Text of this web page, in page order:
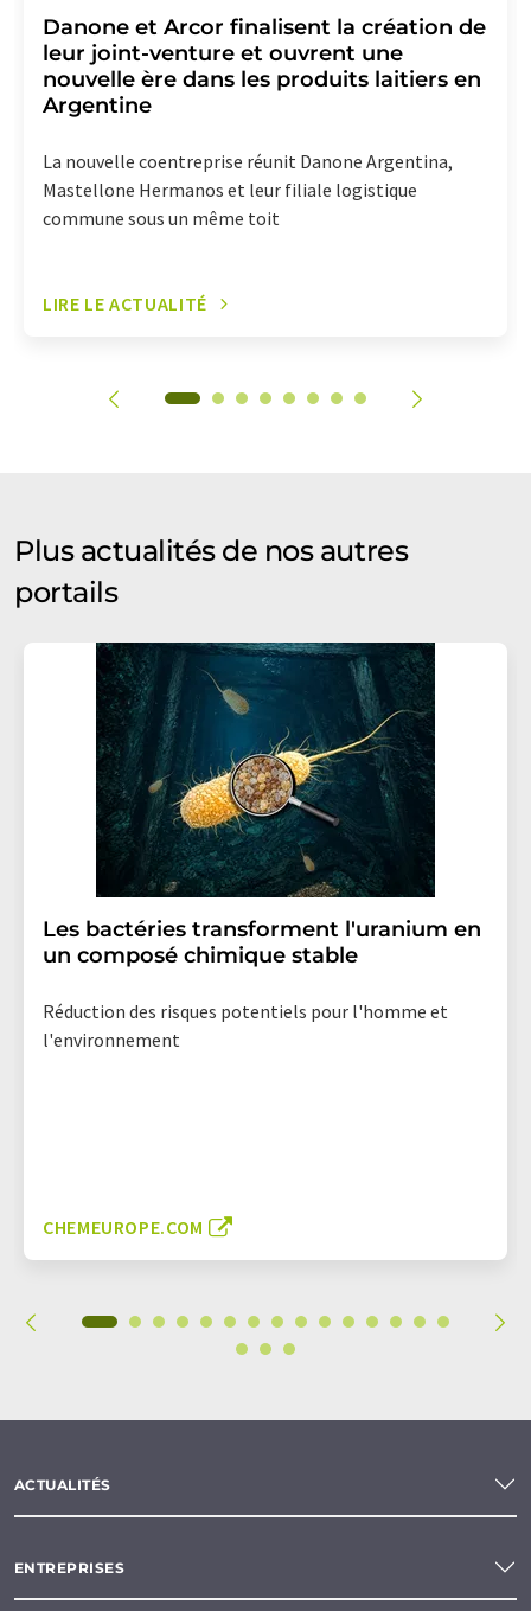
Danone et Arcor finalisent la création de
leur joint-venture et ouvrent une
nouvelle ère dans les produits laitiers en
Argentine
La nouvelle coentreprise réunit Danone Argentina,
Mastellone Hermanos et leur filiale logistique
commune sous un même toit
LIRE LE ACTUALITÉ
Plus actualités de nos autres
portails
Les bactéries transforment l'uranium en
un composé chimique stable
Réduction des risques potentiels pour l'homme et
l'environnement
CHEMEUROPE.COM
ACTUALITÉS
ENTREPRISES